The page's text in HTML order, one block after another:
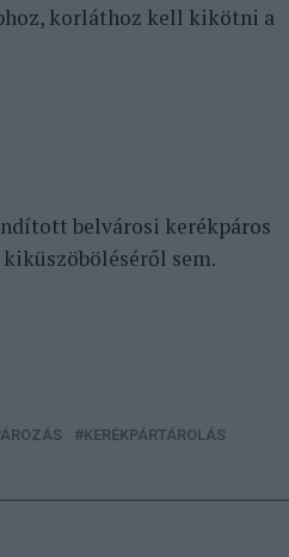
korláthoz kell kikötni a
belvárosi kerékpáros
sem.
KERÉKPÁRTÁROLÁS